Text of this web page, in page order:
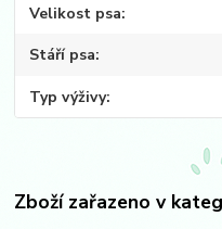
Velikost psa
Stáří psa
Typ výživy
Zboží zařazeno v